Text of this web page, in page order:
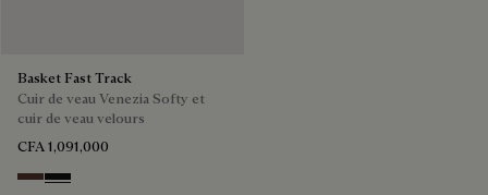
Basket Fast Track
Cuir de veau Venezia Softy et
cuir de veau velours
CFA 1,091,000
Soft Brown
Nero Grigio